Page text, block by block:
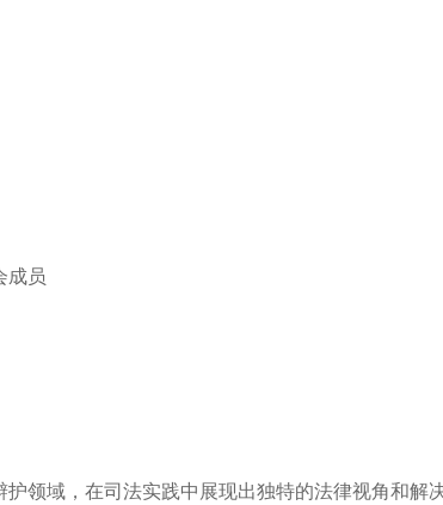
成员
领域，在司法实践中展现出独特的法律视角和